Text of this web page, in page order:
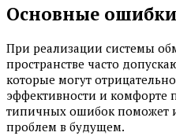
Основные
При реализации системы
пространстве часто
которые могут отрицательно
эффективности и комфорте
типичных ошибок поможет
проблем в будущем.